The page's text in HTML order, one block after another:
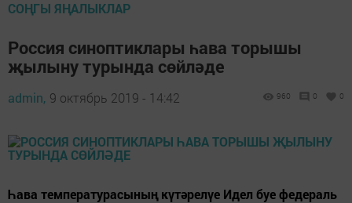
СОҢГЫ ЯҢАЛЫКЛАР
Россия синоптиклары һава торышы
җылыну турында сөйләде
admin, 9 октябрь 2019 - 14:42 960 0 0
Һава температурасының күтәрелүе Идел буе федераль